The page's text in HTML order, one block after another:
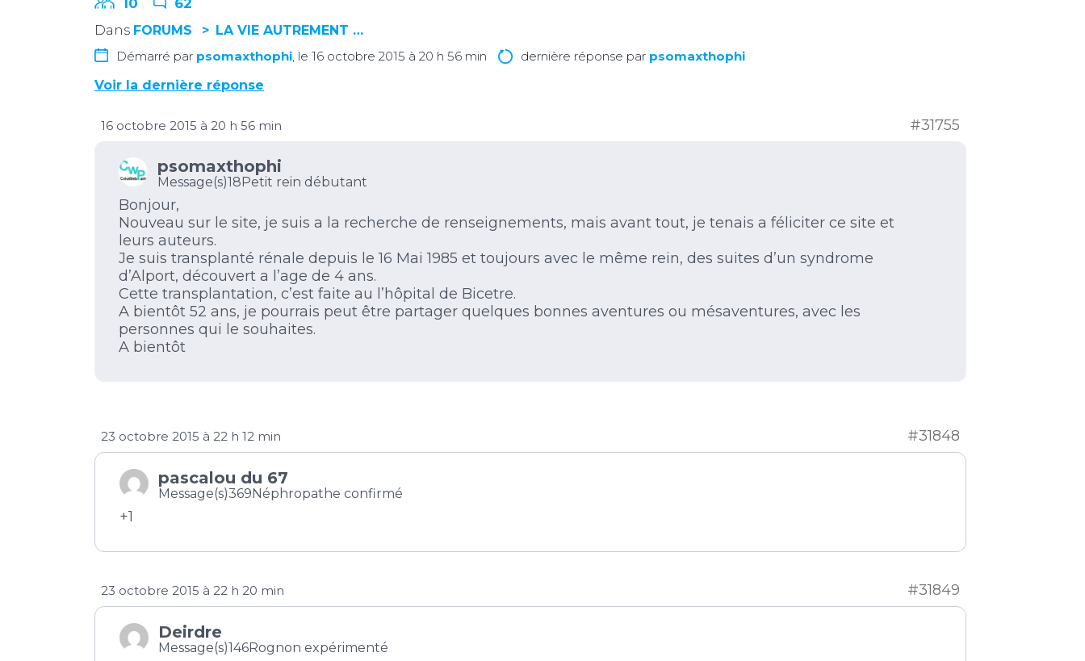
10 62
Dans FORUMS
LA VIE AUTREMENT …
Démarré par psomaxthophi, le 16 octobre 2015 à 20 h 56 min dernière réponse par psomaxthophi
Voir la dernière réponse
16 octobre 2015 à 20 h 56 min #31755
psomaxthophi
Message(s)18 Petit rein débutant
Bonjour,
Nouveau sur le site, je suis a la recherche de renseignements, mais avant tout, je tenais a féliciter ce site et
leurs auteurs.
Je suis transplanté rénale depuis le 16 Mai 1985 et toujours avec le même rein, des suites d’un syndrome
d’Alport, découvert a l’age de 4 ans.
Cette transplantation, c’est faite au l’hôpital de Bicetre.
A bientôt 52 ans, je pourrais peut être partager quelques bonnes aventures ou mésaventures, avec les
personnes qui le souhaites.
A bientôt
23 octobre 2015 à 22 h 12 min #31848
pascalou du 67
Message(s)369 Néphropathe confirmé
+1
23 octobre 2015 à 22 h 20 min #31849
Deirdre
Message(s)146Rognon expérimenté